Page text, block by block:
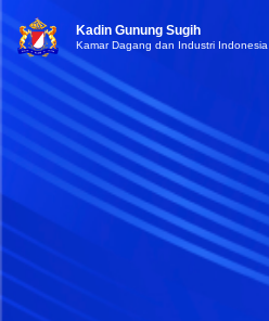
Kadin Gunung Sugih
Kamar Dagang dan Industri Indonesia